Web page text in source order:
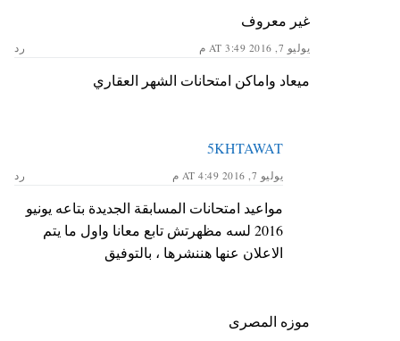
غير معروف
يوليو 7, 2016 AT 3:49 م رد
ميعاد واماكن امتحانات الشهر العقاري
5KHTAWAT
يوليو 7, 2016 AT 4:49 م رد
مواعيد امتحانات المسابقة الجديدة بتاعه يونيو
2016 لسه مظهرتش تابع معانا واول ما يتم
الاعلان عنها هننشرها ، بالتوفيق
موزه المصرى